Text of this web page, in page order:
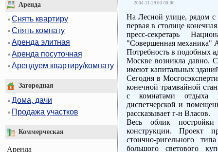
Аренда
Снять квартиру
Снять комнату
Аренда элитная
Аренда посуточная
Арендуем квартиру/комнату
Загородная
Дома, дачи
Продажа участков
Коммерческая
Аренда
2004-11-29 00:00:00
На Лесной улице, рядом с
первая в столице
пресс-секретарь
"Совершенная механика"
Потребность в подобных
Москве возникла давно.
имеют капитальных
Сегодня в
конечной трамвайной
с комнатами отдыха
диспетчерской и
рассказывает г-н Власов.
Весь облик постройки
конструкции. Проект
стоично-ригельного
большого светового